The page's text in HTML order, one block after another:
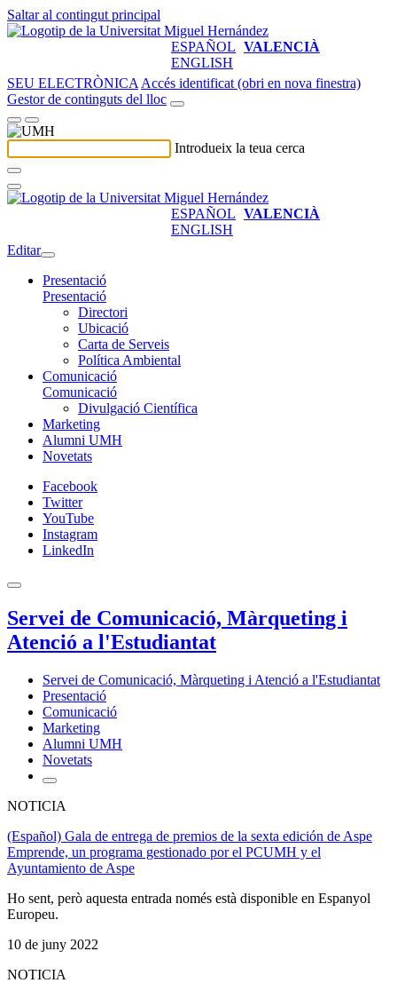
Saltar al contingut principal
ESPAÑOL VALENCIÀ
ENGLISH
SEU ELECTRÒNICA Accés identificat (obri en nova finestra)
Gestor de continguts del lloc
Introdueix la teua cerca
ESPAÑOL VALENCIÀ
ENGLISH
Editar
Presentació
Presentació
Directori
Ubicació
Carta de Serveis
Política Ambiental
Comunicació
Comunicació
Divulgació Científica
Marketing
Alumni UMH
Novetats
Facebook
Twitter
YouTube
Instagram
LinkedIn
Servei de Comunicació, Màrqueting i
Atenció a l'Estudiantat
Servei de Comunicació, Màrqueting i Atenció a l'Estudiantat
Presentació
Comunicació
Marketing
Alumni UMH
Novetats
NOTICIA
(Español) Gala de entrega de premios de la sexta edición de Aspe
Emprende, un programa gestionado por el PCUMH y el
Ayuntamiento de Aspe
Ho sent, però aquesta entrada només està disponible en Espanyol
Europeu.
10 de juny 2022
NOTICIA